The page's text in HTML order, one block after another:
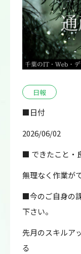
日報
■日付
2026/06/02
■ できたこと・
無理なく作業が
■今のご自身の
下さい。
先月のスキルア
る